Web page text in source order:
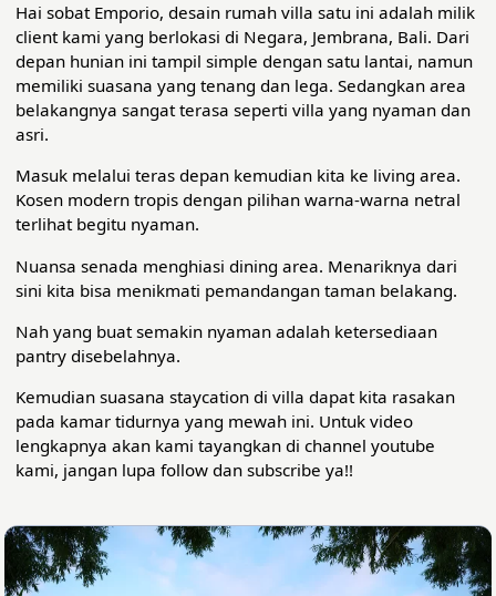
Hai sobat Emporio, desain rumah villa satu ini adalah milik
client kami yang berlokasi di Negara, Jembrana, Bali. Dari
depan hunian ini tampil simple dengan satu lantai, namun
memiliki suasana yang tenang dan lega. Sedangkan area
belakangnya sangat terasa seperti villa yang nyaman dan
asri.
Masuk melalui teras depan kemudian kita ke living area.
Kosen modern tropis dengan pilihan warna-warna netral
terlihat begitu nyaman.
Nuansa senada menghiasi dining area. Menariknya dari
sini kita bisa menikmati pemandangan taman belakang.
Nah yang buat semakin nyaman adalah ketersediaan
pantry disebelahnya.
Kemudian suasana staycation di villa dapat kita rasakan
pada kamar tidurnya yang mewah ini. Untuk video
lengkapnya akan kami tayangkan di channel youtube
kami, jangan lupa follow dan subscribe ya!!